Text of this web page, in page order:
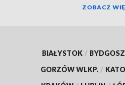
ZOBACZ
BIAŁYSTOK /
GORZÓW WLKP. /